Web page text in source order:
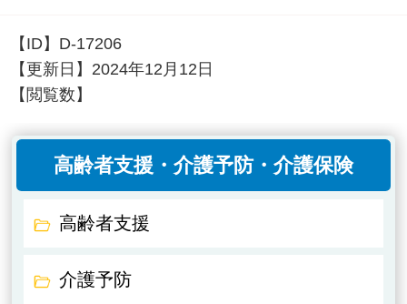
【ID】 D-17206
【更新日】 2024年12月12日
【閲覧数】
高齢者支援・介護予防・介護保険
高齢者支援
介護予防